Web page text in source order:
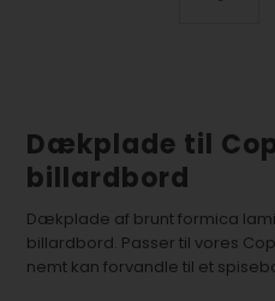
Dækplade til
billardbord
Dækplade af brunt formica
billardbord. Passer til vores
nemt kan forvandle til et